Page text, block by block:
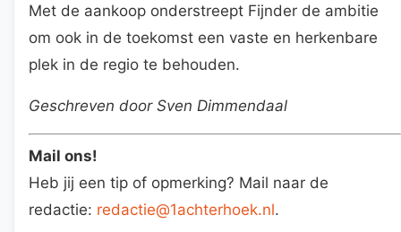
Met de aankoop onderstreept Fijnder de ambitie
om ook in de toekomst een vaste en herkenbare
plek in de regio te behouden.
Geschreven door Sven Dimmendaal
Mail ons!
Heb jij een tip of opmerking? Mail naar de
redactie: redactie@1achterhoek.nl.